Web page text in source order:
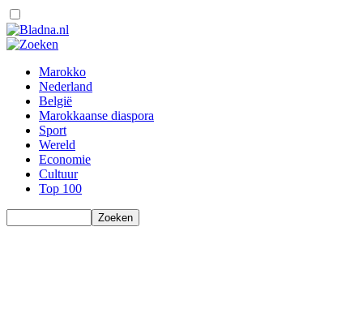
Marokko
Nederland
België
Marokkaanse diaspora
Sport
Wereld
Economie
Cultuur
Top 100